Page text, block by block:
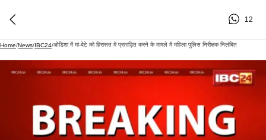
12
Home/News/IBC24/ओडिशा में मां-बेटे को हिरासत में प्रताड़ित करने के मामले में महिला पुलिस निरीक्षक निलंबित